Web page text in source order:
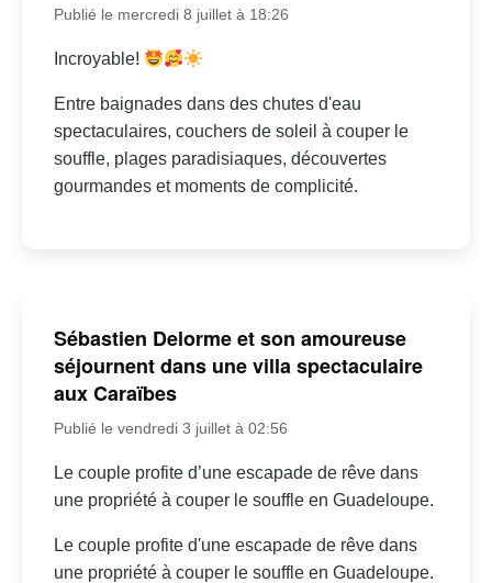
Publié le mercredi 8 juillet à 18:26
Incroyable!
Entre baignades dans des chutes d'eau
spectaculaires, couchers de soleil à couper le
souffle, plages paradisiaques, découvertes
gourmandes et moments de complicité.
Sébastien Delorme et son amoureuse
séjournent dans une villa spectaculaire
aux Caraïbes
Publié le vendredi 3 juillet à 02:56
Le couple profite d’une escapade de rêve dans
une propriété à couper le souffle en Guadeloupe.
Le couple profite d'une escapade de rêve dans
une propriété à couper le souffle en Guadeloupe.